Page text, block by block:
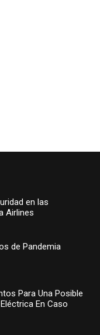
en las
Airlines
de Pandemia
Para Una Posible
En Caso